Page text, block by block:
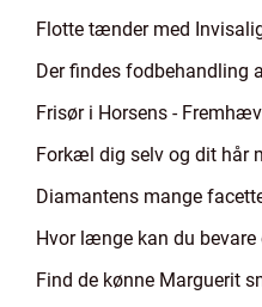
Flotte tænder med
Der findes fodbehandling
Frisør i Horsens -
Forkæl dig selv og dit hår
Diamantens mange
Hvor længe kan du
Find de kønne Marguerit